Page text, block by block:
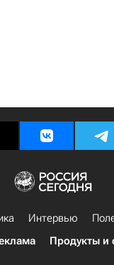
Интервью
Продукты и